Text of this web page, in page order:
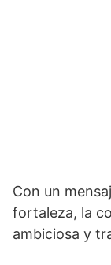
Con un
fortaleza, la
ambiciosa y